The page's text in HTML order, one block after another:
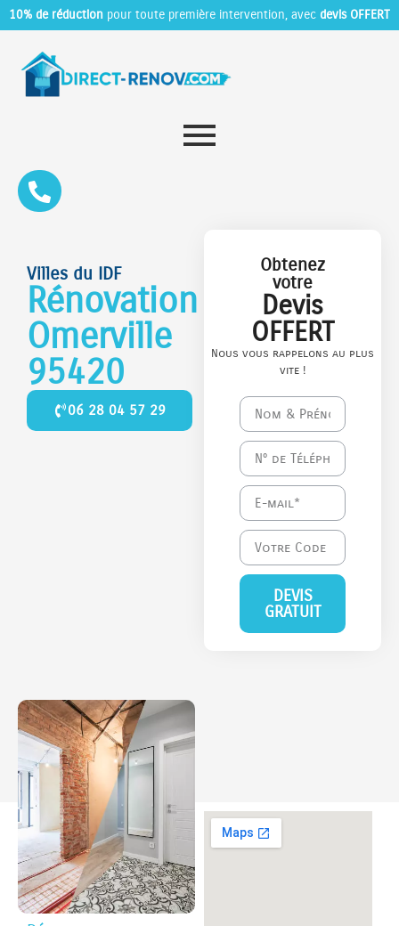
10% de réduction pour toute première intervention, avec devis OFFERT
Villes du IDF
Rénovation
Omerville
95420
06 28 04 57 29
Obtenez
votre
Devis
OFFERT
Nous vous rappelons au plus
vite !
DEVIS
GRATUIT